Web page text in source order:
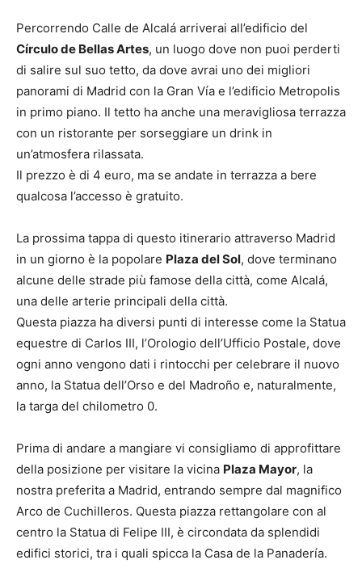
Percorrendo Calle de Alcalá arriverai all’edificio del
Círculo de Bellas Artes, un luogo dove non puoi perderti
di salire sul suo tetto, da dove avrai uno dei migliori
panorami di Madrid con la Gran Vía e l’edificio Metropolis
in primo piano. Il tetto ha anche una meravigliosa terrazza
con un ristorante per sorseggiare un drink in
un’atmosfera rilassata.
Il prezzo è di 4 euro, ma se andate in terrazza a bere
qualcosa l’accesso è gratuito.
La prossima tappa di questo itinerario attraverso Madrid
in un giorno è la popolare Plaza del Sol, dove terminano
alcune delle strade più famose della città, come Alcalá,
una delle arterie principali della città.
Questa piazza ha diversi punti di interesse come la Statua
equestre di Carlos III, l’Orologio dell’Ufficio Postale, dove
ogni anno vengono dati i rintocchi per celebrare il nuovo
anno, la Statua dell’Orso e del Madroño e, naturalmente,
la targa del chilometro 0.
Prima di andare a mangiare vi consigliamo di approfittare
della posizione per visitare la vicina Plaza Mayor, la
nostra preferita a Madrid, entrando sempre dal magnifico
Arco de Cuchilleros. Questa piazza rettangolare con al
centro la Statua di Felipe III, è circondata da splendidi
edifici storici, tra i quali spicca la Casa de la Panadería.